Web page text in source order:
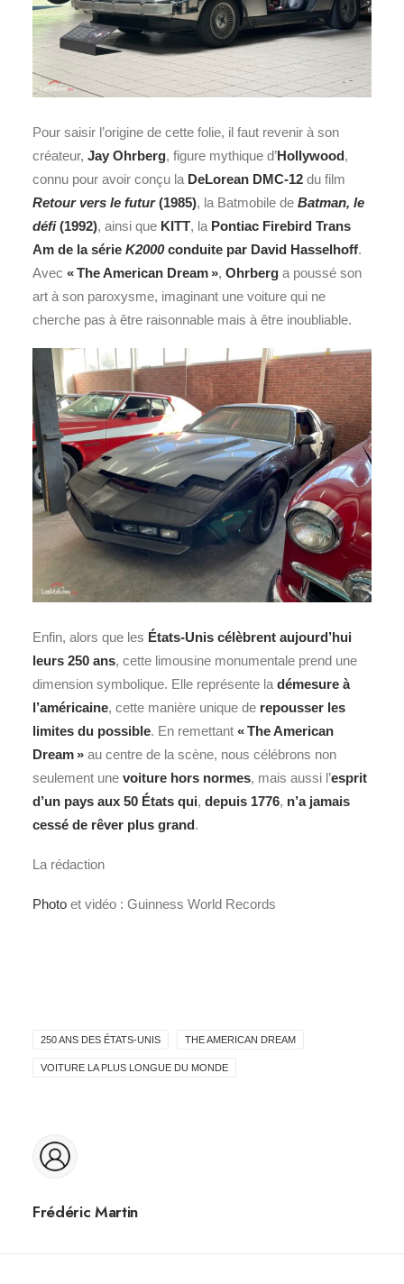
Pour saisir l’origine de cette folie, il faut revenir à son
créateur, Jay Ohrberg, figure mythique d’Hollywood,
connu pour avoir conçu la DeLorean DMC‑12 du film
Retour vers le futur(1985), la Batmobile de Batman, le
défi(1992), ainsi que KITT, la Pontiac Firebird Trans
Am de la série K2000conduite par David Hasselhoff.
Avec « The American Dream », Ohrberg a poussé son
art à son paroxysme, imaginant une voiture qui ne
cherche pas à être raisonnable mais à être inoubliable.
Enfin, alors que les États-Unis célèbrent aujourd’hui
leurs 250 ans, cette limousine monumentale prend une
dimension symbolique. Elle représente la démesure à
l’américaine, cette manière unique de repousser les
limites du possible. En remettant « The American
Dream » au centre de la scène, nous célébrons non
seulement une voiture hors normes, mais aussi l’esprit
d’un pays aux 50 États qui, depuis 1776, n’a jamais
cessé de rêver plus grand.
La rédaction
Photo et vidéo : Guinness World Records
250 ANS DES ÉTATS-UNIS THE AMERICAN DREAM
VOITURE LA PLUS LONGUE DU MONDE
Frédéric Martin